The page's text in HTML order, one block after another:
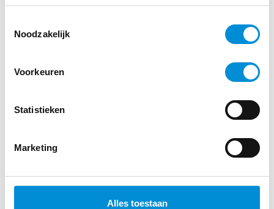
Noodzakelijk
Voorkeuren
Statistieken
Marketing
Alles toestaan